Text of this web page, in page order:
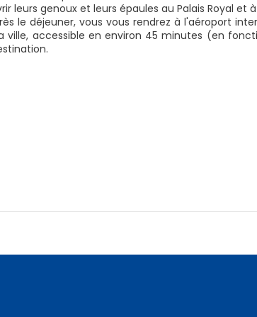
leurs genoux et leurs épaules au Palais Royal et
le déjeuner, vous vous rendrez à l'aéroport
ville, accessible en environ 45 minutes (en